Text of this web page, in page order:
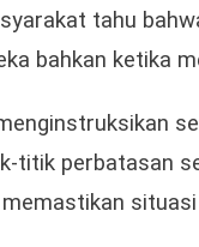
tahu
bahkan ketika
titik perbatasan
memastikan